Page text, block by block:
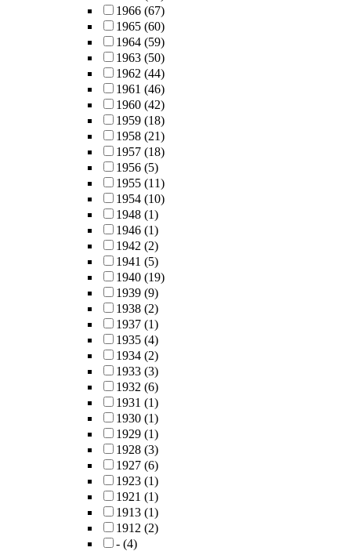
1966 (67)
1965 (60)
1964 (59)
1963 (50)
1962 (44)
1961 (46)
1960 (42)
1959 (18)
1958 (21)
1957 (18)
1956 (5)
1955 (11)
1954 (10)
1948 (1)
1946 (1)
1942 (2)
1941 (5)
1940 (19)
1939 (9)
1938 (2)
1937 (1)
1935 (4)
1934 (2)
1933 (3)
1932 (6)
1931 (1)
1930 (1)
1929 (1)
1928 (3)
1927 (6)
1923 (1)
1921 (1)
1913 (1)
1912 (2)
- (4)